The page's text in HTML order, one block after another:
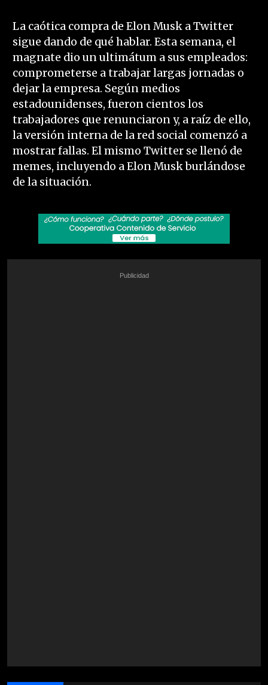
La caótica compra de Elon Musk a Twitter
sigue dando de qué hablar. Esta semana, el
magnate dio un ultimátum a sus empleados:
comprometerse a trabajar largas jornadas o
dejar la empresa. Según medios
estadounidenses, fueron cientos los
trabajadores que renunciaron y, a raíz de ello,
la versión interna de la red social comenzó a
mostrar fallas. El mismo Twitter se llenó de
memes, incluyendo a Elon Musk burlándose
de la situación.